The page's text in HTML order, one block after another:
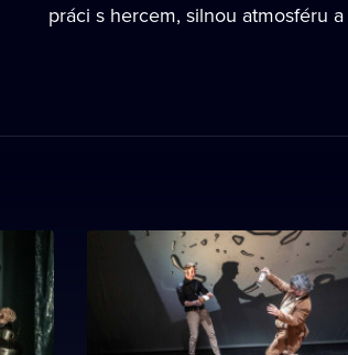
práci s hercem, silnou atmosféru